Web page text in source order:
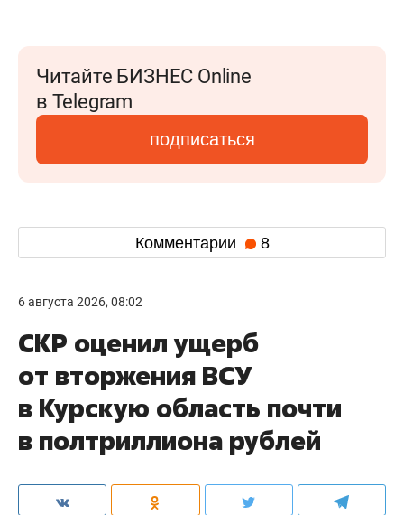
Читайте БИЗНЕС Online
в Telegram
подписаться
Комментарии 8
6 августа 2026, 08:02
СКР оценил ущерб
от вторжения ВСУ
в Курскую область почти
в полтриллиона рублей